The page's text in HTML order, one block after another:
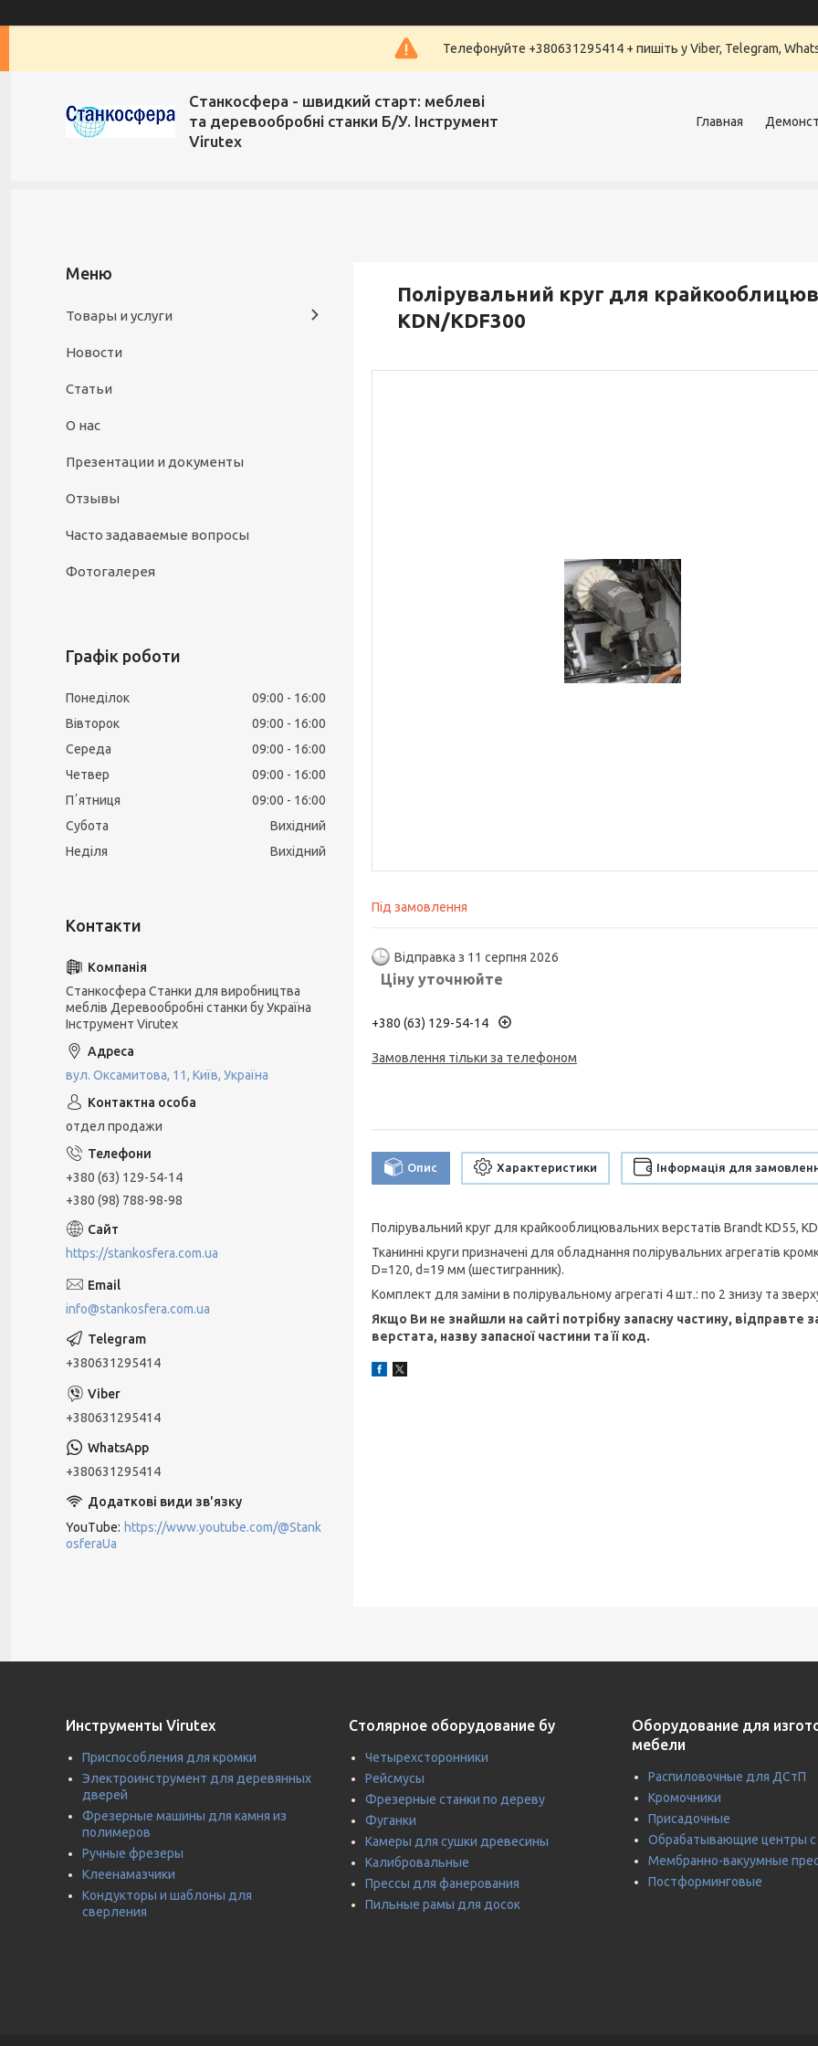
Телефонуйте +380631295414 + пишіть у Viber, Telegram,
Станкосфера - швидкий старт: меблеві
та деревообробні станки Б/У. Інструмент
Virutex
Главная
Полірувальний круг для
KDN/KDF300
Під замовлення
Відправка з 11 серпня 2026
Ціну уточнюйте
+380 (63) 129-54-14
Замовлення тільки за телефоном
Опис Характеристики Інформація для
Полірувальний круг для крайкооблицювальних верстатів Brandt KD55,
Тканинні круги призначені для обладнання полірувальних агрегатів
D=120, d=19 мм (шестигранник).
Комплект для заміни в полірувальному агрегаті 4 шт.: по 2 знизу та
Якщо Ви не знайшли на сайті потрібну запасну частину,
верстата, назву запасної частини та її код.
Товары и услуги
Новости
Статьи
О нас
Презентации и документы
Отзывы
Часто задаваемые вопросы
Фотогалерея
Графік роботи
Понеділок 09:00
16:00
Вівторок
09:00
16:00
Середа
09:00
16:00
Четвер
09:00
16:00
Пʼятниця
09:00
16:00
Субота
Вихідний
Неділя
Вихідний
Станкосфера Станки для виробництва
меблів Деревообробні станки бу Україна
Інструмент Virutex
вул. Оксамитова, 11, Київ, Україна
отдел продажи
+380 (63) 129-54-14
+380 (98) 788-98-98
https://stankosfera.com.ua
info@stankosfera.com.ua
+380631295414
+380631295414
+380631295414
YouTube
https://www.youtube.com/@Stank
osferaUa
Инструменты Virutex
Приспособления для кромки
Электроинструмент для деревянных
дверей
Фрезерные машины для камня из
полимеров
Ручные фрезеры
Клеенамазчики
Кондукторы и шаблоны для
сверления
Столярное оборудование бу
Четырехсторонники
Рейсмусы
Фрезерные станки по дереву
Фуганки
Камеры для сушки древесины
Калибровальные
Прессы для фанерования
Пильные рамы для досок
Оборудование для
мебели
Распиловочные для ДСтП
Кромочники
Присадочные
Обрабатывающие центры с
Мембранно-вакуумные
Постформинговые